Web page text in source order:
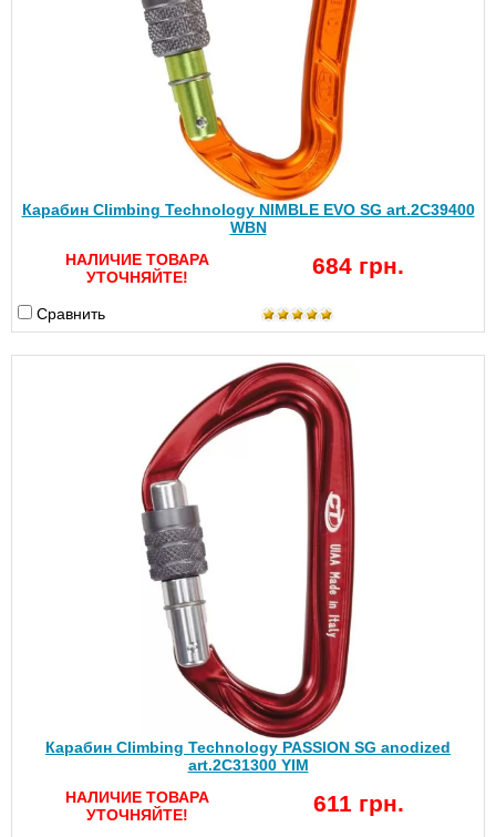
Карабин Climbing Technology NIMBLE EVO SG art.2C39400
WBN
НАЛИЧИЕ ТОВАРА
УТОЧНЯЙТЕ!
684 грн.
Сравнить
Карабин Climbing Technology PASSION SG anodized
art.2C31300 YIM
НАЛИЧИЕ ТОВАРА
УТОЧНЯЙТЕ!
611 грн.